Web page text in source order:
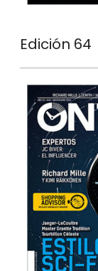
Edición 64